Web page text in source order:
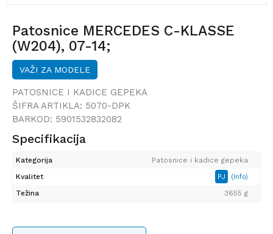
Patosnice MERCEDES C-KLASSE
(W204), 07-14;
VAŽI ZA MODELE
PATOSNICE I KADICE GEPEKA
ŠIFRA ARTIKLA: 5070-DPK
BARKOD: 5901532832082
Specifikacija
Kategorija
Patosnice i kadice gepeka
Kvalitet
PJ (Info)
Težina 3655 g